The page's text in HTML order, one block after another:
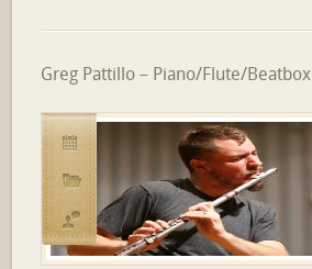
Greg Pattillo – Piano/Flute/Beatbox